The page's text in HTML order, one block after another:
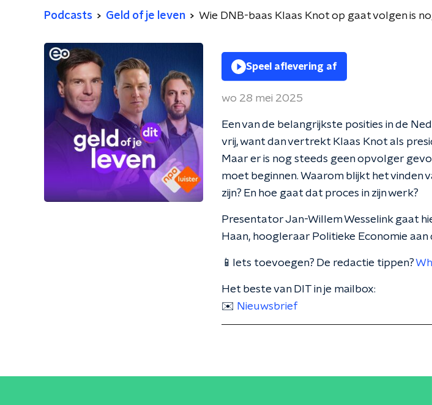
Podcasts Geld of je leven Wie DNB-baas Klaas Knot op gaat volgen is
Speel aflevering af
wo 28 mei 2025
Een van de belangrijkste posities in de
vrij, want dan vertrekt Klaas Knot als
Maar er is nog steeds geen opvolger
moet beginnen. Waarom blijkt het vinden
zijn? En hoe gaat dat proces in zijn werk?
Presentator Jan-Willem Wesselink gaat
Haan, hoogleraar Politieke Economie aan
📱Iets toevoegen? De redactie tippen?
Het beste van DIT in je mailbox:
✉️ Nieuwsbrief